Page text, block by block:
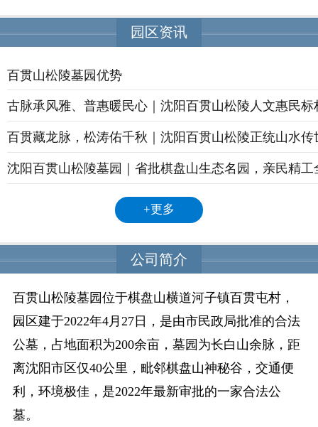
园区资讯
百贯山松陵墓园优势
古脉承风雅、普惠暖民心｜沈阳百贯山松陵人文惠民标
百贯藏龙脉，松涛佑千秋｜沈阳百贯山松陵正统山水传
沈阳百贯山松陵墓园｜省批棋盘山生态名园，亲民精
+更多
公司简介
百贯山松陵墓园位于棋盘山横道河子镇百贯屯村，
园区建于2022年4月27日，是由市民政局批准的合法
公墓，占地面积为200余亩，墓园为长白山余脉，距
离沈阳市区仅40公里，毗邻棋盘山神秘谷，交通便
利，环境极佳，是2022年最新审批的一家合法公
墓。